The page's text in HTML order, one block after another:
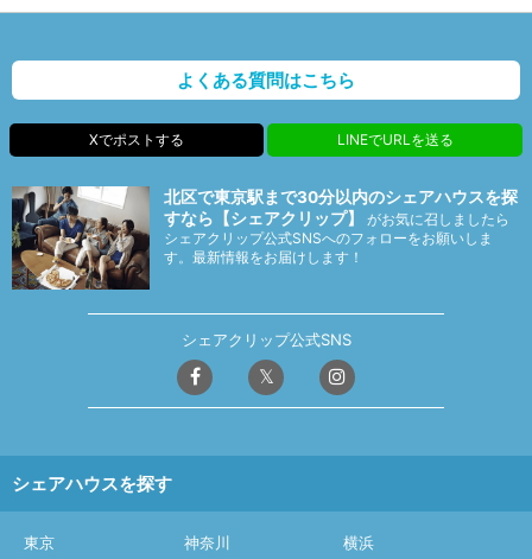
よくある質問はこちら
Xでポストする LINEでURLを送る
北区で東京駅まで30分以内のシェアハウスを探
すなら【シェアクリップ】
がお気に召しましたら
シェアクリップ公式SNSへのフォローをお願いしま
す。最新情報をお届けします！
シェアクリップ公式SNS
シェアハウスを探す
東京 神奈川
横浜